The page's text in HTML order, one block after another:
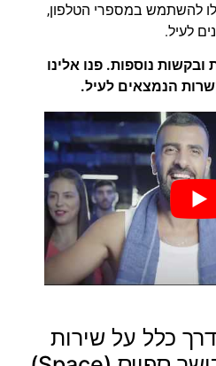
להשתמש במספרי הטלפון,
לעיל.
נוספות. פנו אלינו
הנמצאים לעיל.
כלל על שירות